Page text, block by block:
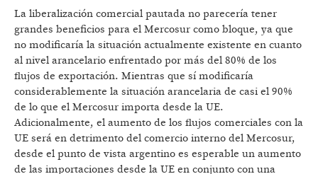
La liberalización comercial pautada no parecería tener
grandes beneficios para el Mercosur como bloque, ya que
no modificaría la situación actualmente existente en cuanto
al nivel arancelario enfrentado por más del 80% de los
flujos de exportación. Mientras que sí modificaría
considerablemente la situación arancelaria de casi el 90%
de lo que el Mercosur importa desde la UE.
Adicionalmente, el aumento de los flujos comerciales con la
UE será en detrimento del comercio interno del Mercosur,
desde el punto de vista argentino es esperable un aumento
de las importaciones desde la UE en conjunto con una